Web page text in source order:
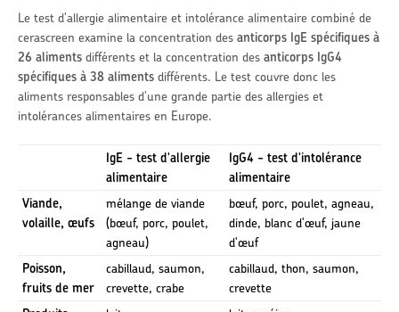
Le test d'allergie alimentaire et intolérance alimentaire combiné de
cerascreen examine la concentration des anticorps IgE spécifiques à
26 aliments différents et la concentration des anticorps IgG4
spécifiques à 38 aliments différents. Le test couvre donc les
aliments responsables d'une grande partie des allergies et
intolérances alimentaires en Europe.
IgE - test d'allergie
alimentaire
IgG4 - test d'intolérance
alimentaire
Viande,
volaille, œufs
mélange de viande
(bœuf, porc, poulet,
agneau)
bœuf, porc, poulet, agneau,
dinde, blanc d'œuf, jaune
d'œuf
Poisson,
fruits de mer
cabillaud, saumon,
crevette, crabe
cabillaud, thon, saumon,
crevette